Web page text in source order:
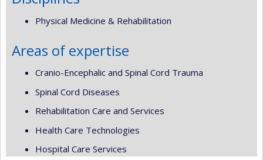
Physical Medicine & Rehabilitation
Areas of expertise
Cranio-Encephalic and Spinal Cord Trauma
Spinal Cord Diseases
Rehabilitation Care and Services
Health Care Technologies
Hospital Care Services